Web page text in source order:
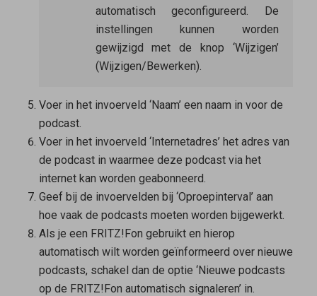
automatisch geconfigureerd. De
instellingen kunnen worden
gewijzigd met de knop ‘Wijzigen’
(Wijzigen/Bewerken).
Voer in het invoerveld ‘Naam’ een naam in voor de
podcast.
Voer in het invoerveld ‘Internetadres’ het adres van
de podcast in waarmee deze podcast via het
internet kan worden geabonneerd.
Geef bij de invoervelden bij ‘Oproepinterval’ aan
hoe vaak de podcasts moeten worden bijgewerkt.
Als je een FRITZ!Fon gebruikt en hierop
automatisch wilt worden geïnformeerd over nieuwe
podcasts, schakel dan de optie ‘Nieuwe podcasts
op de FRITZ!Fon automatisch signaleren’ in.